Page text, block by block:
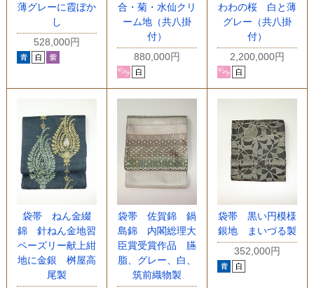
薄グレーに霞ぼか
し
528,000円
合・菊・水仙クリ
ーム地（共八掛
付）
880,000円
わわの桜 白と薄
グレー（共八掛
付）
2,200,000円
袋帯 ねん金綴
錦 針ねん金地習
ペーズリー献上紺
地に金銀 桝屋高
尾製
袋帯 佐賀錦 鍋
島錦 内閣総理大
臣賞受賞作品 臙
脂、グレー、白、
筑前織物製
袋帯 黒い円模様
銀地 まいづる製
352,000円